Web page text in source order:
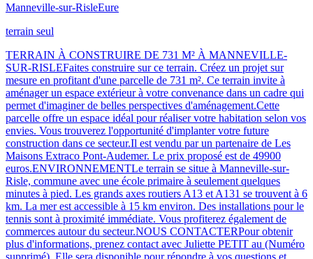
Manneville-sur-RisleEure
terrain seul
TERRAIN À CONSTRUIRE DE 731 M² À MANNEVILLE-
SUR-RISLEFaites construire sur ce terrain. Créez un projet sur
mesure en profitant d'une parcelle de 731 m². Ce terrain invite à
aménager un espace extérieur à votre convenance dans un cadre qui
permet d'imaginer de belles perspectives d'aménagement.Cette
parcelle offre un espace idéal pour réaliser votre habitation selon vos
envies. Vous trouverez l'opportunité d'implanter votre future
construction dans ce secteur.Il est vendu par un partenaire de Les
Maisons Extraco Pont-Audemer. Le prix proposé est de 49900
euros.ENVIRONNEMENTLe terrain se situe à Manneville-sur-
Risle, commune avec une école primaire à seulement quelques
minutes à pied. Les grands axes routiers A13 et A131 se trouvent à 6
km. La mer est accessible à 15 km environ. Des installations pour le
tennis sont à proximité immédiate. Vous profiterez également de
commerces autour du secteur.NOUS CONTACTERPour obtenir
plus d'informations, prenez contact avec Juliette PETIT au (Numéro
supprimé). Elle sera disponible pour répondre à vos questions et